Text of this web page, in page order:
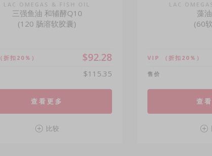
LAC OMEGAS & FISH OIL
三强鱼油 和辅酵Q10
(120 肠溶软胶囊)
（折扣20％） $92.28
$115.35
查看更多
比较
LAC
藻
(60
VIP （折扣20％）
售价
查